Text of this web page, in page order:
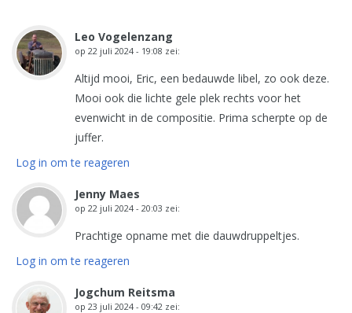
Leo Vogelenzang
op 22 juli 2024 - 19:08 zei:
Altijd mooi, Eric, een bedauwde libel, zo ook deze.
Mooi ook die lichte gele plek rechts voor het
evenwicht in de compositie. Prima scherpte op de
juffer.
Log in om te reageren
Jenny Maes
op 22 juli 2024 - 20:03 zei:
Prachtige opname met die dauwdruppeltjes.
Log in om te reageren
Jogchum Reitsma
op 23 juli 2024 - 09:42 zei: